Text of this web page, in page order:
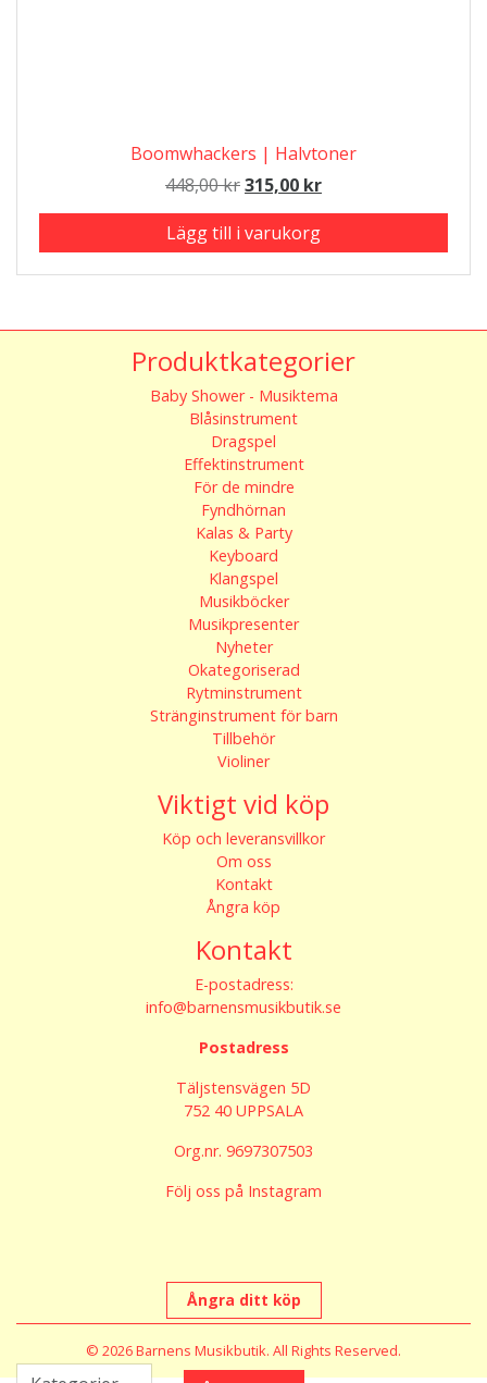
Boomwhackers | Halvtoner
448,00krDet
ursprungliga
priset
315,00 krDet
nuvarande
Lägg till i varukorg
Produktkategorier
Baby Shower - Musiktema
Blåsinstrument
Dragspel
Effektinstrument
För de mindre
Fyndhörnan
Kalas & Party
Keyboard
Klangspel
Musikböcker
Musikpresenter
Nyheter
Okategoriserad
Rytminstrument
Stränginstrument för barn
Tillbehör
Violiner
Viktigt vid köp
Köp och leveransvillkor
Om oss
Kontakt
Ångra köp
Kontakt
E-postadress:
info@barnensmusikbutik.se
Postadress
Täljstensvägen 5D
752 40 UPPSALA
Org.nr. 9697307503
Följ oss på Instagram
Ångra ditt köp
© 2026 Barnens Musikbutik. All Rights Reserved.